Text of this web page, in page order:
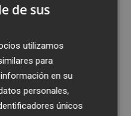
de sus
utilizamos
para
en su
personales,
únicos